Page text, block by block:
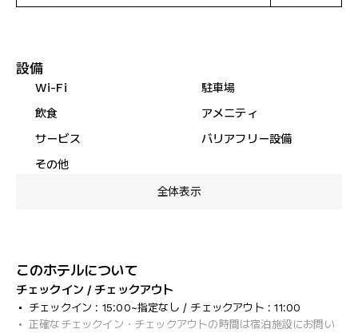
設備
Wi-Fi
駐車場
飲食
アメニティ
サービス
バリアフリー設備
その他
全体表示
このホテルについて
チェックイン / チェックアウト
チェックイン : 15:00~指定なし / チェックアウト : 11:00
正確なチェックイン・チェックアウトの時間は宿泊施設にお問い